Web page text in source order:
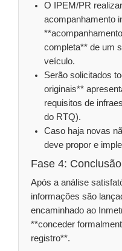
O IPEM/PR
acompanhamento
completa** de um
veículo.
Serão solicitados
originais**
requisitos de
do RTQ).
Caso haja novas
deve propor e
Fase 4:
Após a análise
informações são
encaminhado ao
**conceder
registro**.